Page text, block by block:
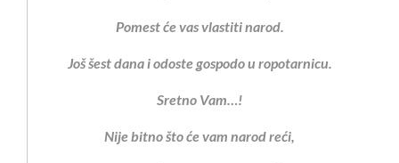
Pomest će vas vlastiti narod.
Još šest dana i odoste gospodo u ropotarnicu.
Sretno Vam…!
Nije bitno što će vam narod reći,